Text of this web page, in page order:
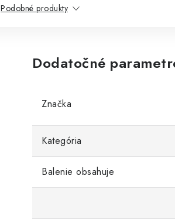
Podobné produkty
Dodatočné
Značka
Kategória
Balenie obsahuje